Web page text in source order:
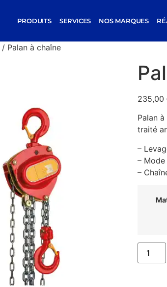
PRODUITS SERVICES NOS MARQUES
/ Palan à chaîne
235,00
Palan
traité
–
–
–